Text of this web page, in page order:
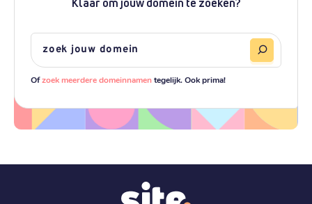
Ofzoek meerdere domeinnamentegelijk. Ook prima!